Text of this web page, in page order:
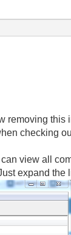
checking
view all
expand